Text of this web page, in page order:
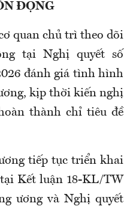
ĐỌNG
quan chủ trì theo dõi
tại Nghị quyết số
đánh giá tình hình
kịp thời kiến nghị
thành chỉ tiêu đề
tiếp tục triển khai
Kết luận 18-KL/TW
ương và Nghị quyết